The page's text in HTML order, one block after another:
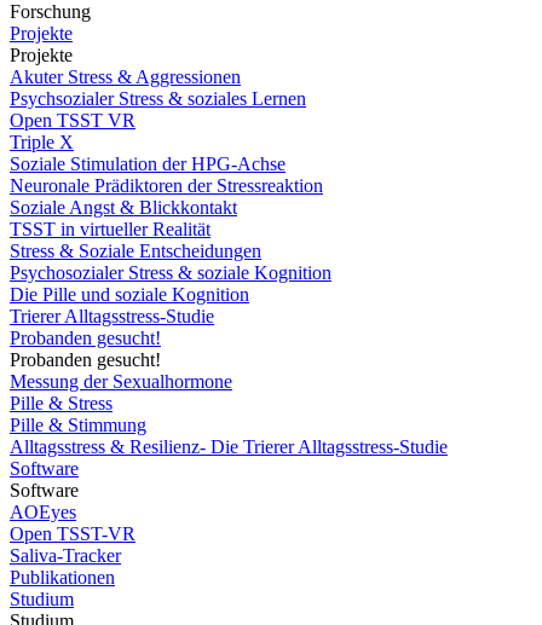
Forschung
Projekte
Projekte
Akuter Stress & Aggressionen
Psychsozialer Stress & soziales Lernen
Open TSST VR
Triple X
Soziale Stimulation der HPG-Achse
Neuronale Prädiktoren der Stressreaktion
Soziale Angst & Blickkontakt
TSST in virtueller Realität
Stress & Soziale Entscheidungen
Psychosozialer Stress & soziale Kognition
Die Pille und soziale Kognition
Trierer Alltagsstress-Studie
Probanden gesucht!
Probanden gesucht!
Messung der Sexualhormone
Pille & Stress
Pille & Stimmung
Alltagsstress & Resilienz- Die Trierer Alltagsstress-Studie
Software
Software
AOEyes
Open TSST-VR
Saliva-Tracker
Publikationen
Studium
Studium